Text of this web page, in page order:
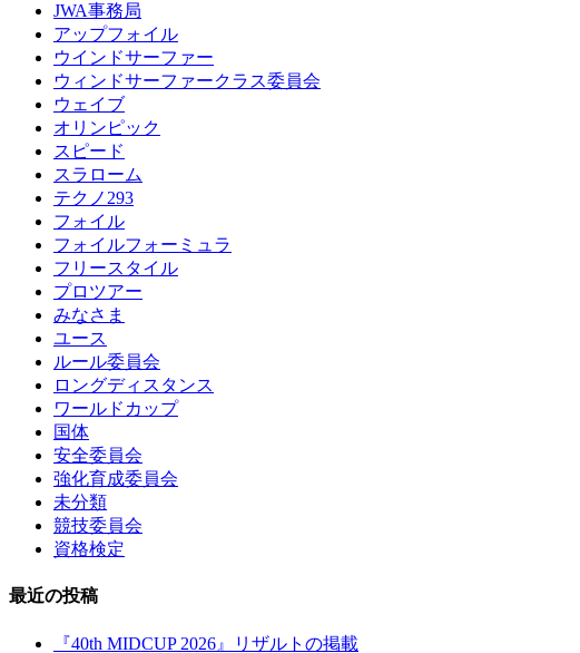
JWA事務局
アップフォイル
ウインドサーファー
ウィンドサーファークラス委員会
ウェイブ
オリンピック
スピード
スラローム
テクノ293
フォイル
フォイルフォーミュラ
フリースタイル
プロツアー
みなさま
ユース
ルール委員会
ロングディスタンス
ワールドカップ
国体
安全委員会
強化育成委員会
未分類
競技委員会
資格検定
最近の投稿
『40th MIDCUP 2026』リザルトの掲載